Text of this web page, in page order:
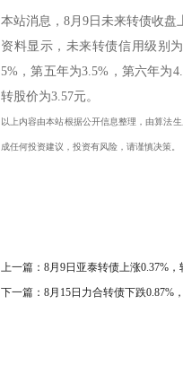
本站消息，8月9日未来转债收盘
资料显示，未来转债信用级别
5%，第五年为3.5%，第六年为
转股价为3.57元。
以上内容由本站根据公开信息整理，由算法
成任何投资建议，投资有风险，请谨慎决策。
上一篇： 8月9日亚泰转债上涨0.37%，
下一篇： 8月15日力合转债下跌0.87%